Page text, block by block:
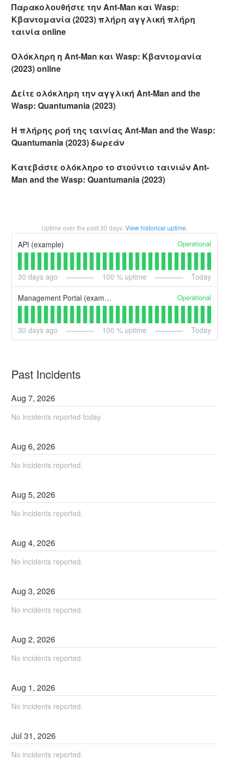
Παρακολουθήστε την Ant-Man και Wasp:
Κβαντομανία (2023) πλήρη αγγλική πλήρη
ταινία online
Ολόκληρη η Ant-Man και Wasp: Κβαντομανία
(2023) online
Δείτε ολόκληρη την αγγλική Ant-Man and the
Wasp: Quantumania (2023)
Η πλήρης ροή της ταινίας Ant-Man and the Wasp:
Quantumania (2023) δωρεάν
Κατεβάστε ολόκληρο το στούντιο ταινιών Ant-
Man and the Wasp: Quantumania (2023)
Uptime over the past30 days. View historical uptime.
API (example) Operational
30 days ago 100 % uptime Today
Management Portal (example) Operational
30 days ago 100 % uptime Today
Past Incidents
Aug7,2026
No incidents reported today.
Aug6,2026
No incidents reported.
Aug5,2026
No incidents reported.
Aug4,2026
No incidents reported.
Aug3,2026
No incidents reported.
Aug2,2026
No incidents reported.
Aug 1,2026
No incidents reported.
Jul31,2026
No incidents reported.